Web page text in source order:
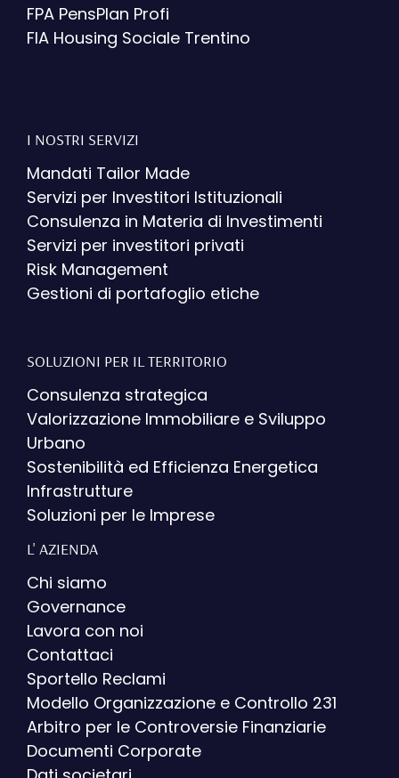
FPA PensPlan Profi
FIA Housing Sociale Trentino
I NOSTRI SERVIZI
Mandati Tailor Made
Servizi per Investitori Istituzionali
Consulenza in Materia di Investimenti
Servizi per investitori privati
Risk Management
Gestioni di portafoglio etiche
SOLUZIONI PER IL TERRITORIO
Consulenza strategica
Valorizzazione Immobiliare e Sviluppo
Urbano
Sostenibilità ed Efficienza Energetica
Infrastrutture
Soluzioni per le Imprese
L' AZIENDA
Chi siamo
Governance
Lavora con noi
Contattaci
Sportello Reclami
Modello Organizzazione e Controllo 231
Arbitro per le Controversie Finanziarie
Documenti Corporate